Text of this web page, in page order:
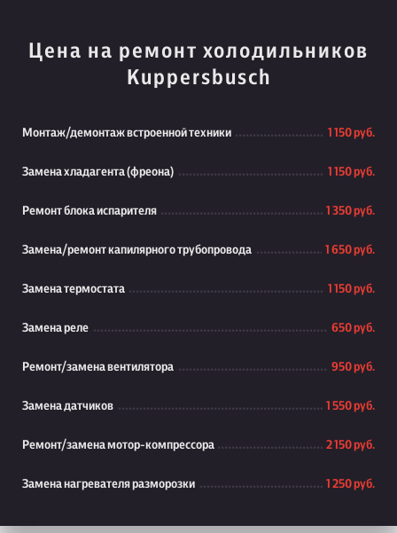
Цена на ремонт холодильников
Kuppersbusch
Монтаж/демонтаж встроенной техники 1 150 руб.
Замена хладагента (фреона) 1 150 руб.
Ремонт блока испарителя 1 350 руб.
Замена/ремонт капилярного трубопровода 1 650 руб.
Замена термостата 1 150 руб.
Замена реле 650 руб.
Ремонт/замена вентилятора 950 руб.
Замена датчиков 1 550 руб.
Ремонт/замена мотор-компрессора 2 150 руб.
Замена нагревателя разморозки 1 250 руб.